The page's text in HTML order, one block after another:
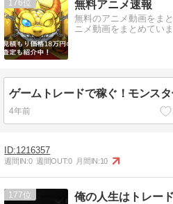
176 無料アニメ速報
無料のアニメ動画をま
ニメ動画をまとめてい
4年前
1216357
週間IN:0 週間OUT:0 月間IN:10
177 俺の人生はトレー